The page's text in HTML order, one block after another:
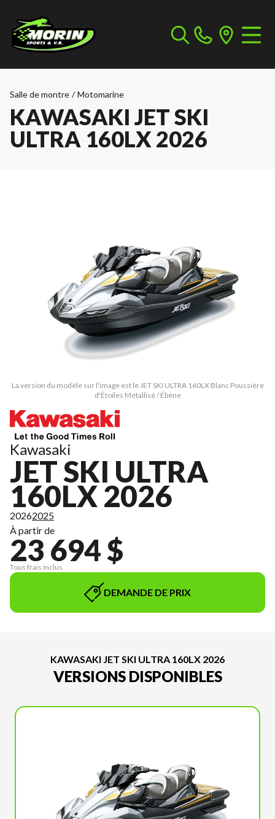
Salle de montre / Motomarine
KAWASAKI JET SKI
ULTRA 160LX 2026
La version du modèle sur l'image est le JET SKI ULTRA 160LX Blanc Poussière
d'Étoiles Métallisé / Ébène
Kawasaki
JET SKI ULTRA
160LX 2026
20262025
À partir de
23 694 $
Tous frais inclus
DEMANDE DE PRIX
KAWASAKI JET SKI ULTRA 160LX 2026
VERSIONS DISPONIBLES